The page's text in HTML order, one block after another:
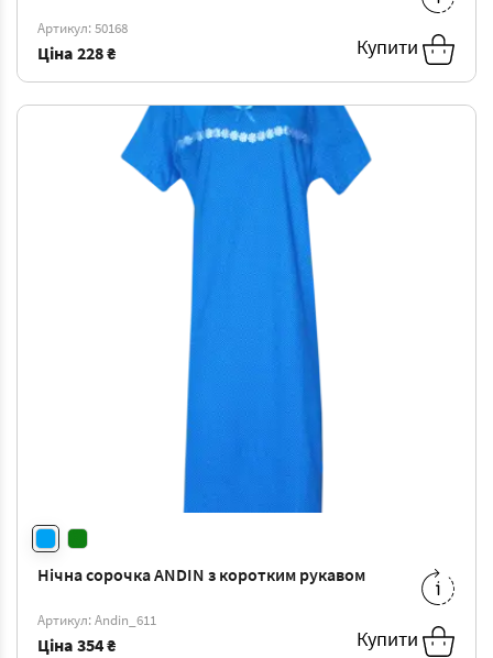
Артикул: 50168
Ціна 228 ₴ Купити
M
Нічна сорочка ANDIN з коротким рукавом
Артикул: Andin_611
Ціна 354 ₴ Купити
56 354 ₴